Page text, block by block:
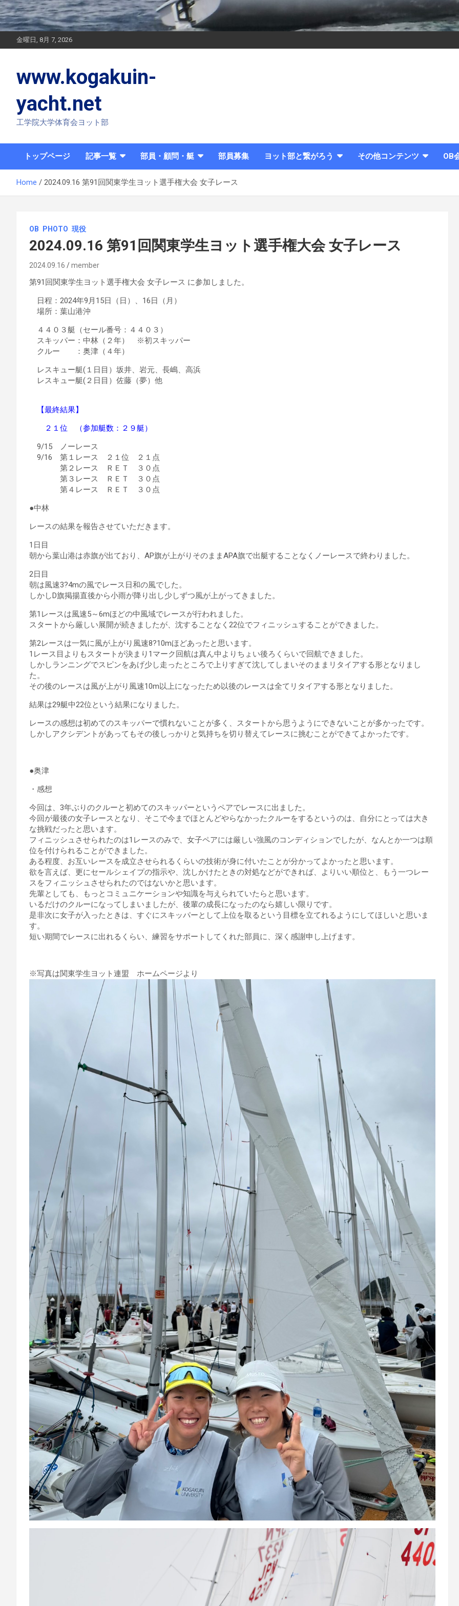
金曜日, 8月 7, 2026
www.kogakuin-
yacht.net
工学院大学体育会ヨット部
トップページ 記事一覧 部員・顧問・艇 部員募集 ヨット部と繋がろう その他コンテンツ OB
Home 2024.09.16 第91回関東学生ヨット選手権大会 女子レース
OB PHOTO 現役
2024.09.16 第91回関東学生ヨット選手権大会 女子レース
2024.09.16 member
第91回関東学生ヨット選手権大会 女子レース に参加しました。
日程：2024年9月15日（日）、16日（月）
場所：葉山港沖
４４０３艇（セール番号：４４０３）
スキッパー：中林（２年） ※初スキッパー
クルー ：奥津（４年）
レスキュー艇(１日目）坂井、岩元、長嶋、高浜
レスキュー艇(２日目）佐藤（夢）他
【最終結果】
２１位 （参加艇数：２９艇）
9/15 ノーレース
9/16 第１レース ２１位 ２１点
第２レース ＲＥＴ ３０点
第３レース ＲＥＴ ３０点
第４レース ＲＥＴ ３０点
●中林
レースの結果を報告させていただきます。
1日目
朝から葉山港は赤旗が出ており、AP旗が上がりそのままAPA旗で出艇することなくノーレースで終わりました。
2日目
朝は風速3?4mの風でレース日和の風でした。
しかしD旗掲揚直後から小雨が降り出し少しずつ風が上がってきました。
第1レースは風速5～6mほどの中風域でレースが行われました。
スタートから厳しい展開が続きましたが、沈することなく22位でフィニッシュすることができました。
第2レースは一気に風が上がり風速8?10mほどあったと思います。
1レース目よりもスタートが決まり1マーク回航は真ん中よりちょい後ろくらいで回航できました。
しかしランニングでスピンをあげ少し走ったところで上りすぎて沈してしまいそのままリタイアする形となりまし
た。
その後のレースは風が上がり風速10m以上になったため以後のレースは全てリタイアする形となりました。
結果は29艇中22位という結果になりました。
レースの感想は初めてのスキッパーで慣れないことが多く、スタートから思うようにできないことが多かったです。
しかしアクシデントがあってもその後しっかりと気持ちを切り替えてレースに挑むことができてよかったです。
●奥津
・感想
今回は、3年ぶりのクルーと初めてのスキッパーというペアでレースに出ました。
今回が最後の女子レースとなり、そこで今までほとんどやらなかったクルーをするというのは、自分にとっては大き
な挑戦だったと思います。
フィニッシュさせられたのは1レースのみで、女子ペアには厳しい強風のコンディションでしたが、なんとか一つは順
位を付けられることができました。
ある程度、お互いレースを成立させられるくらいの技術が身に付いたことが分かってよかったと思います。
欲を言えば、更にセールシェイプの指示や、沈しかけたときの対処などができれば、よりいい順位と、もう一つレー
スをフィニッシュさせられたのではないかと思います。
先輩としても、もっとコミュニケーションや知識を与えられていたらと思います。
いるだけのクルーになってしまいましたが、後輩の成長になったのなら嬉しい限りです。
是非次に女子が入ったときは、すぐにスキッパーとして上位を取るという目標を立てれるようにしてほしいと思いま
す。
短い期間でレースに出れるくらい、練習をサポートしてくれた部員に、深く感謝申し上げます。
※写真は関東学生ヨット連盟 ホームページより